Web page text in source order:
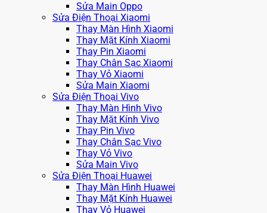
Sửa Main Oppo
Sửa Điện Thoại Xiaomi
Thay Màn Hình Xiaomi
Thay Mặt Kính Xiaomi
Thay Pin Xiaomi
Thay Chân Sạc Xiaomi
Thay Vỏ Xiaomi
Sửa Main Xiaomi
Sửa Điện Thoại Vivo
Thay Màn Hình Vivo
Thay Mặt Kính Vivo
Thay Pin Vivo
Thay Chân Sạc Vivo
Thay Vỏ Vivo
Sửa Main Vivo
Sửa Điện Thoại Huawei
Thay Màn Hình Huawei
Thay Mặt Kính Huawei
Thay Vỏ Huawei